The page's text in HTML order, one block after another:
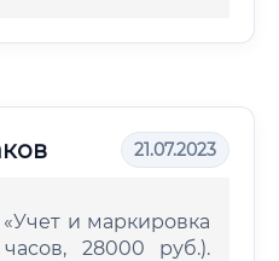
21.07.2023
и маркировка
28000 руб.).